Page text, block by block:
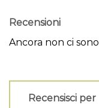
Recensioni
Ancora non ci
Recensisci